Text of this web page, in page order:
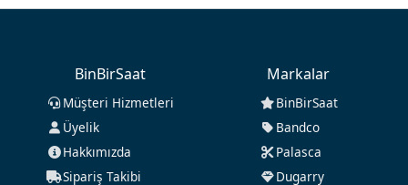
BinBirSaat
Müşteri Hizmetleri
Üyelik
Hakkımızda
Sipariş Takibi
Markalar
BinBirSaat
Bandco
Palasca
Dugarry